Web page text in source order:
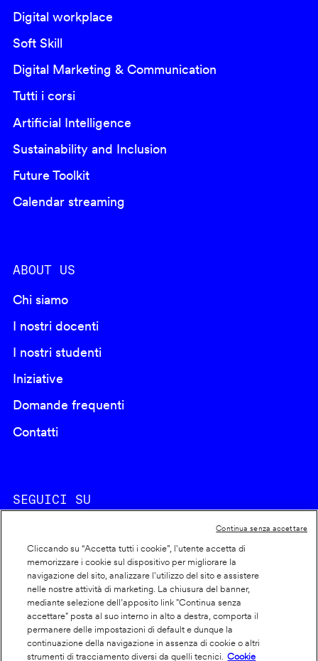
Digital workplace
Soft Skill
Digital Marketing & Communication
Tutti i corsi
Artificial Intelligence
Sustainability and Inclusion
Future Toolkit
Calendar streaming
ABOUT US
Chi siamo
I nostri docenti
I nostri studenti
Iniziative
Domande frequenti
Contatti
SEGUICI SU
Footer
info
Cookie policy
Dichiarazione di accessibilità
Privacy
Cliccando su “Accetta tutti i cookie”, l'utente accetta di
memorizzare i cookie sul dispositivo per migliorare la
navigazione del sito, analizzare l'utilizzo del sito e assistere
nelle nostre attività di marketing. La chiusura del banner,
mediante selezione dell’apposito link "Continua senza
accettare" posta al suo interno in alto a destra, comporta il
permanere delle impostazioni di default e dunque la
continuazione della navigazione in assenza di cookie o altri
strumenti di tracciamento diversi da quelli tecnici.
Cookie
Continua senza accettare